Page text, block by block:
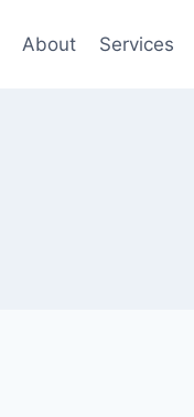
About Services